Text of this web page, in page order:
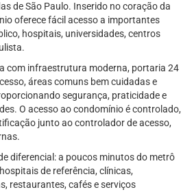
de São Paulo. Inserido no coração da
oferece fácil acesso a importantes
hospitais, universidades, centros
com infraestrutura moderna, portaria 24
áreas comuns bem cuidadas e
segurança, praticidade e
O acesso ao condomínio é controlado,
junto ao controlador de acesso,
diferencial: a poucos minutos do metrô
de referência, clínicas,
restaurantes, cafés e serviços